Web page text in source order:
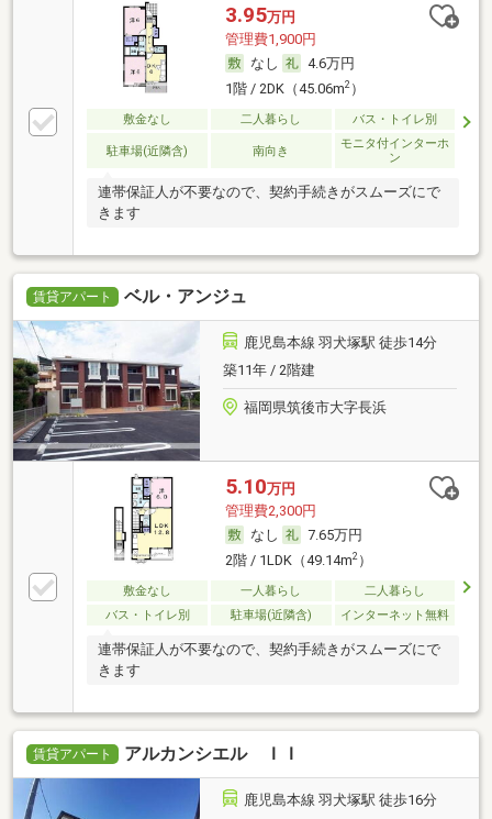
3.95万円
管理費1,900円
なし
4.6万円
1階 / 2DK（45.06m2）
敷金なし 二人暮らし バス・トイレ別
駐車場(近隣含) 南向き
モニタ付インターホ
ン
連帯保証人が不要なので、契約手続きがスムーズにで
きます
賃貸アパート ベル・アンジュ
鹿児島本線 羽犬塚駅 徒歩14分
築11年 / 2階建
福岡県筑後市大字長浜
5.10万円
管理費2,300円
なし
7.65万円
2階 / 1LDK（49.14m2）
敷金なし 一人暮らし
二人暮らし
バス・トイレ別
駐車場(近隣含) インターネット無料
連帯保証人が不要なので、契約手続きがスムーズにで
きます
賃貸アパート アルカンシエル ＩＩ
鹿児島本線 羽犬塚駅 徒歩16分